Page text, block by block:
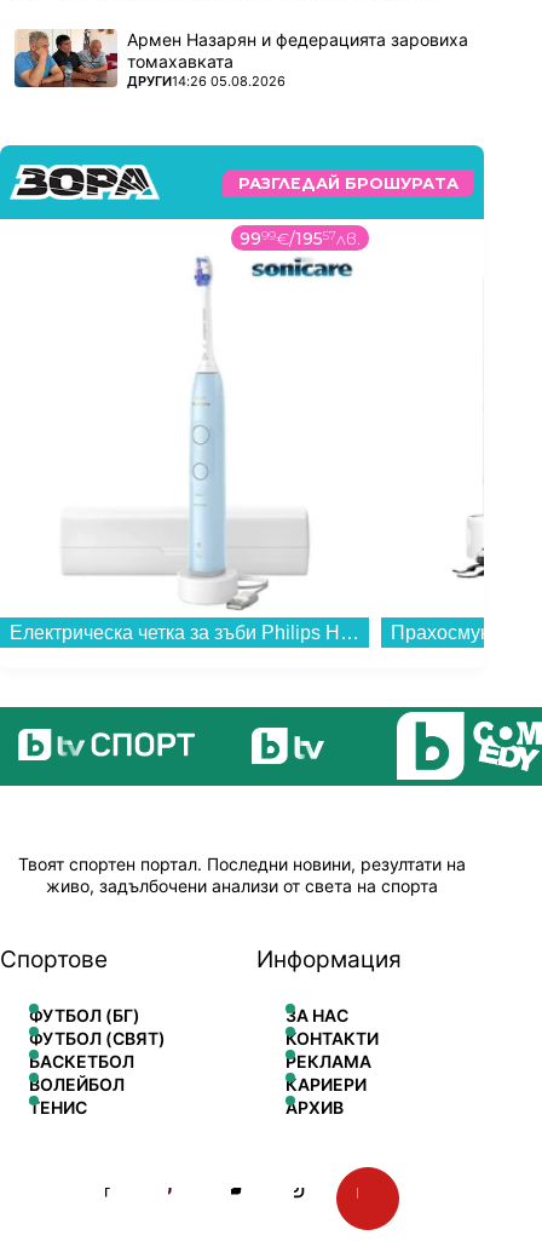
Армен Назарян и федерацията заровиха
томахавката
ПОВЕЧЕ ОТ
ДРУГИ14:26 05.08.2026
РАЗГЛЕДАЙ БРОШУРАТА
59999€/117348лв.
Прахосмукачка робот Xiaomi BHR07WFEU 5 Pro...
Твоят спортен портал. Последни новини, резултати на
живо, задълбочени анализи от света на спорта
Спортове
ФУТБОЛ (БГ)
ФУТБОЛ (СВЯТ)
БАСКЕТБОЛ
ВОЛЕЙБОЛ
ТЕНИС
Информация
ЗА НАС
КОНТАКТИ
РЕКЛАМА
КАРИЕРИ
АРХИВ